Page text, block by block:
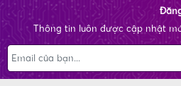
Thông tin luôn được cập nhật